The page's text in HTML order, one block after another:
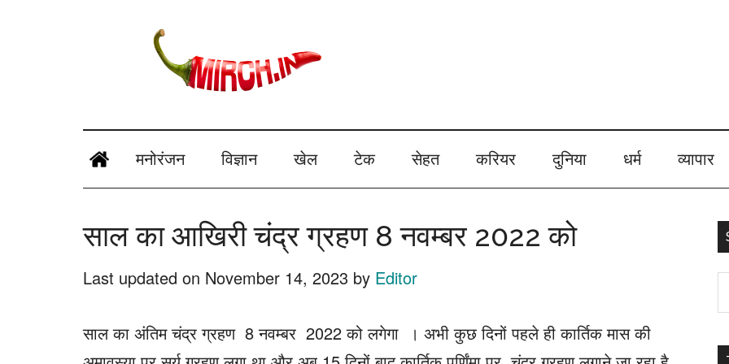
mirch.in
and
Hindi
मनोरंजन विज्ञान खेल टेक सेहत करियर दुनिया धर्म व्यापार
साल का आखिरी चंद्र ग्रहण 8 नवम्बर 2022 को
Last updated on November 14, 2023 by Editor
साल का अंतिम चंद्र ग्रहण 8 नवम्बर 2022 को लगेगा । अभी कुछ दिनों पहले हीकार्तिक मासकी